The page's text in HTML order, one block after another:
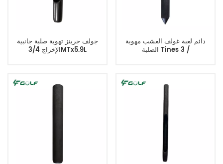
جولف جرينز تهوية صلبة جانبية
الإخراج 3/4MTx5.9L
دائم لعبة غولف العشب مهوية
الصلبة Tines 3 /